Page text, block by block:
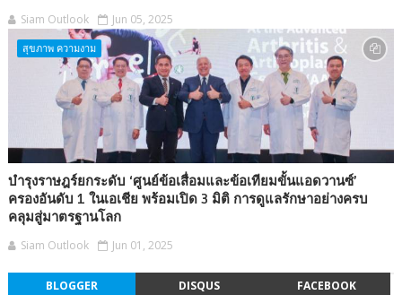
Siam Outlook Jun 05, 2025
สุขภาพ ความงาม
บำรุงราษฎร์ยกระดับ ‘ศูนย์ข้อเสื่อมและข้อเทียมขั้นแอดวานซ์’
ครองอันดับ 1 ในเอเชีย พร้อมเปิด 3 มิติ การดูแลรักษาอย่างครบ
คลุมสู่มาตรฐานโลก
Siam Outlook Jun 01, 2025
BLOGGER DISQUS FACEBOOK